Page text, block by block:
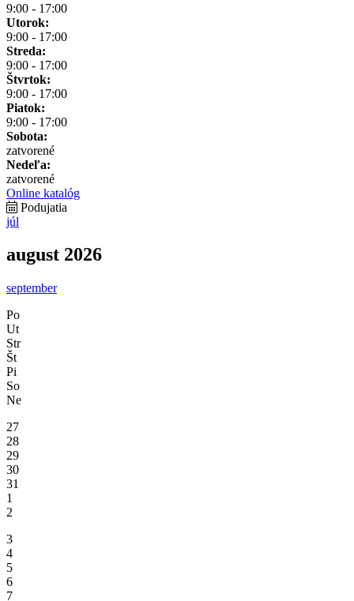
9:00 - 17:00
Utorok:
9:00 - 17:00
Streda:
9:00 - 17:00
Štvrtok:
9:00 - 17:00
Piatok:
9:00 - 17:00
Sobota:
zatvorené
Nedeľa:
zatvorené
Online katalóg
Podujatia
júl
august 2026
september
Po
Ut
Str
Št
Pi
So
Ne
27
28
29
30
31
1
2
3
4
5
6
7